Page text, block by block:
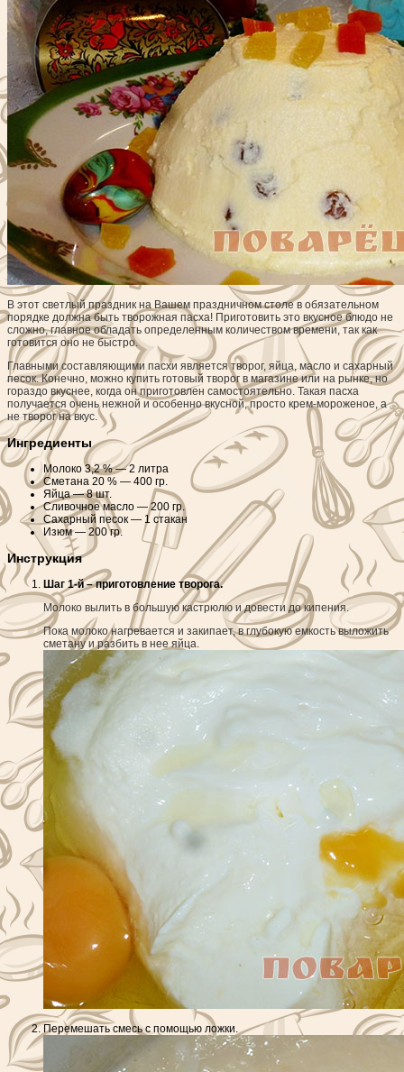
В этот светлый праздник на Вашем праздничном столе в обязательном
порядке должна быть творожная пасха! Приготовить это вкусное блюдо не
сложно, главное обладать определенным количеством времени, так как
готовится оно не быстро.
Главными составляющими пасхи является творог, яйца, масло и сахарный
песок. Конечно, можно купить готовый творог в магазине или на рынке, но
гораздо вкуснее, когда он приготовлен самостоятельно. Такая пасха
получается очень нежной и особенно вкусной, просто крем-мороженое, а
не творог на вкус.
Ингредиенты
Молоко 3,2 % — 2 литра
Сметана 20 % — 400 гр.
Яйца — 8 шт.
Сливочное масло — 200 гр.
Сахарный песок — 1 стакан
Изюм — 200 гр.
Инструкция
Шаг 1-й – приготовление творога.
Молоко вылить в большую кастрюлю и довести до кипения.
Пока молоко нагревается и закипает, в глубокую емкость выложить
сметану и разбить в нее яйца.
Перемешать смесь с помощью ложки.